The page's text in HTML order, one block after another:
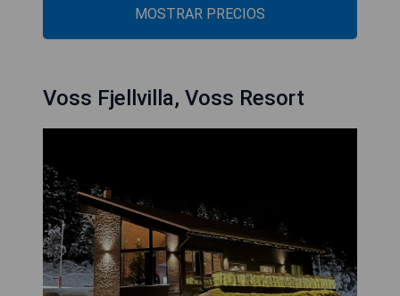
MOSTRAR PRECIOS
Voss Fjellvilla, Voss Resort